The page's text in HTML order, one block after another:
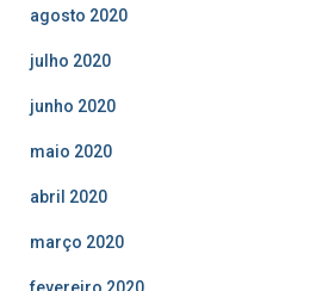
agosto 2020
julho 2020
junho 2020
maio 2020
abril 2020
março 2020
fevereiro 2020